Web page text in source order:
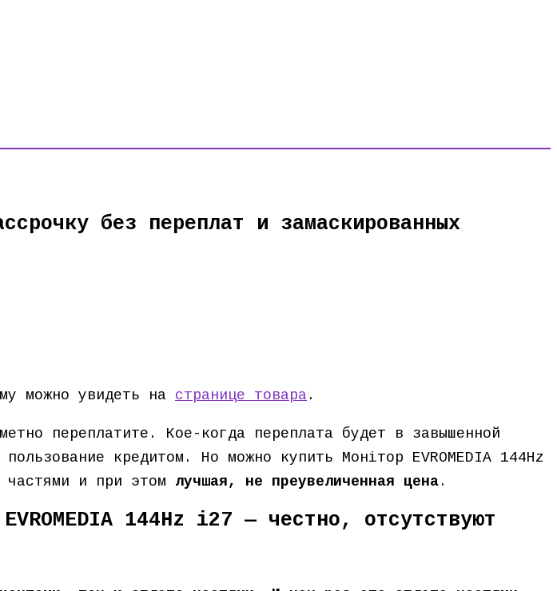
без переплат и замаскированных
можно увидеть на странице товара .
переплатите. Кое-когда переплата будет в завышенной
кредитом. Но можно купить Монітор EVROMEDIA 144Hz
частями и при этом лучшая, не преувеличенная цена .
144Hz i27 — честно, отсутствуют